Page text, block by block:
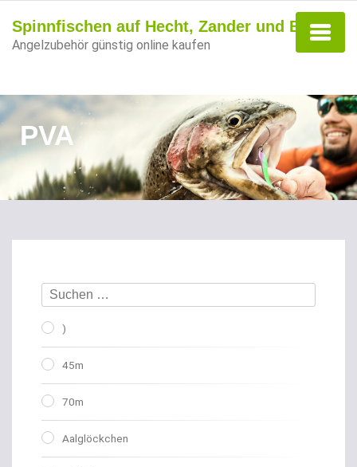
Spinnfischen auf Hecht, Zander und Barsch
Angelzubehör günstig online kaufen
PVA
)
45m
70m
Aalglöckchen